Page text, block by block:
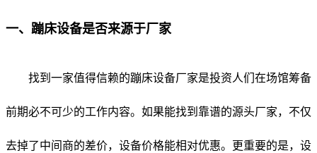
一、蹦床设备是否来源于厂家
找到一家值得信赖的蹦床设备厂家是投资人们在场馆筹备
前期必不可少的工作内容。如果能找到靠谱的源头厂家，不仅
去掉了中间商的差价，设备价格能相对优惠。更重要的是，设